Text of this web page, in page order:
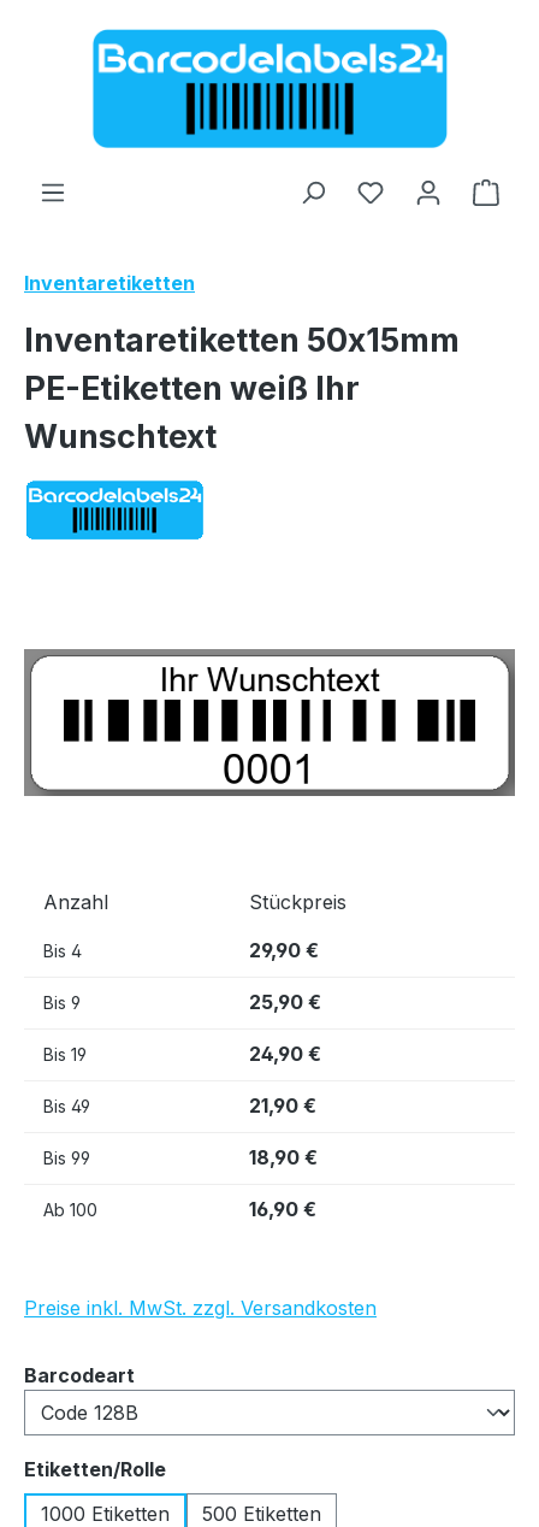
Zum Hauptinhalt springen
Inventaretiketten
Inventaretiketten 50x15mm
PE-Etiketten weiß Ihr
Wunschtext
Anzahl Stückpreis
Bis 4 29,90 €
Bis 9 25,90 €
Bis 19 24,90 €
Bis 49 21,90 €
Bis 99 18,90 €
Ab 100 16,90 €
Preise inkl. MwSt. zzgl. Versandkosten
Barcodeart
Etiketten/Rolleauswählen
1000 Etiketten
500 Etiketten